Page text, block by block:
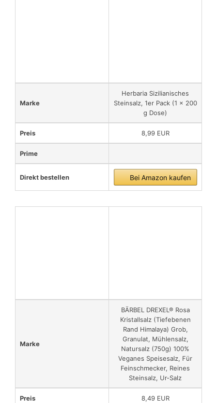
Marke
Herbaria Sizilianisches
Steinsalz, 1er Pack (1 x 200
g Dose)
Preis 8,99 EUR
Prime
Direkt bestellen Bei Amazon kaufen
Marke
BÄRBEL DREXEL® Rosa
Kristallsalz (Tiefebenen
Rand Himalaya) Grob,
Granulat, Mühlensalz,
Natursalz (750g) 100%
Veganes Speisesalz, Für
Feinschmecker, Reines
Steinsalz, Ur-Salz
Preis 8,49 EUR